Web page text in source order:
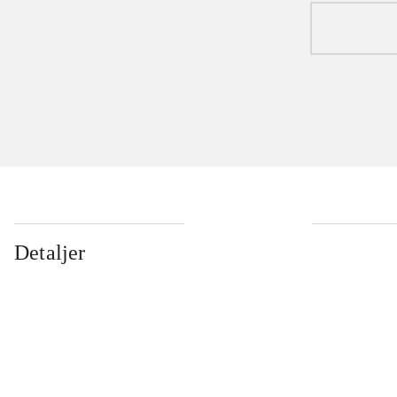
Detaljer